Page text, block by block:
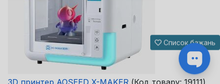
3D принтер AOSEED X-MAKER (Код товару: 19111)
Список бажань